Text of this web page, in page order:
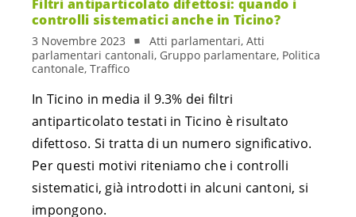
Filtri antiparticolato difettosi: quando i
controlli sistematici anche in Ticino?
3 Novembre 2023
Atti parlamentari, Atti
parlamentari cantonali, Gruppo parlamentare, Politica
cantonale, Traffico
In Ticino in media il 9.3% dei filtri
antiparticolato testati in Ticino è risultato
difettoso. Si tratta di un numero significativo.
Per questi motivi riteniamo che i controlli
sistematici, già introdotti in alcuni cantoni, si
impongono.